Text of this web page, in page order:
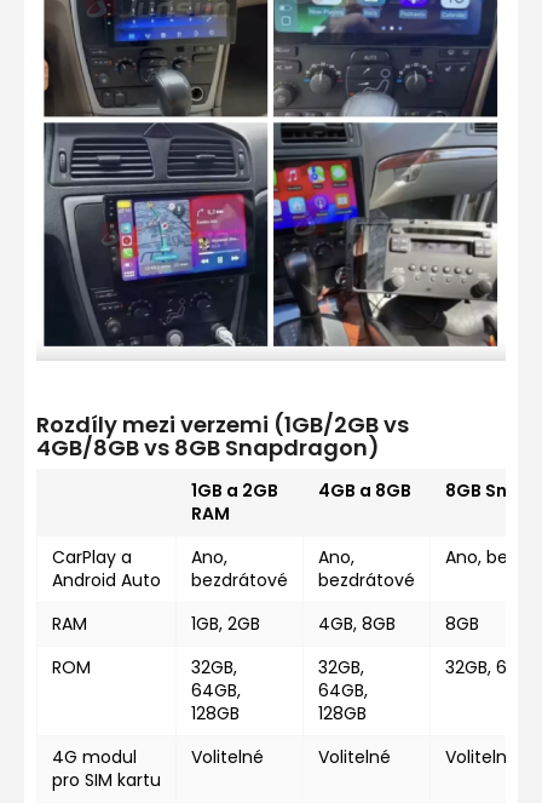
Rozdíly mezi verzemi (1GB/2GB vs
4GB/8GB vs 8GB Snapdragon)
1GB a 2GB
RAM
4GB a 8GB 8GB
CarPlay a
Android Auto
Ano,
bezdrátové
Ano,
bezdrátové
Ano,
RAM 1GB, 2GB 4GB, 8GB
8GB
ROM
32GB,
64GB,
128GB
32GB,
64GB,
128GB
32GB,
4G modul
pro SIM kartu
Volitelné Volitelné Volitelné